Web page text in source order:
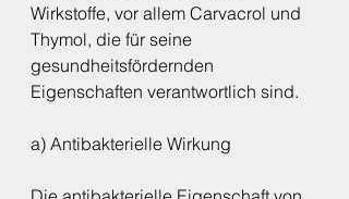
Wirkstoffe, vor allem Carvacrol und
Thymol, die für seine
gesundheitsfördernden
Eigenschaften verantwortlich sind.
a) Antibakterielle Wirkung